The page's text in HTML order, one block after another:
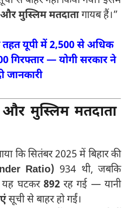
मुस्लिम मतदातागायब हैं।”
यूपी में 2,500 से अधिक
गिरफ्तार — योगी सरकार ने
जानकारी
और मुस्लिम मतदाता
कि सितंबर 2025 में बिहार की
Ratio) 934 थी, जबकि
यह घटकर 892रह गई — यानी
सूची से बाहर हो गईं।